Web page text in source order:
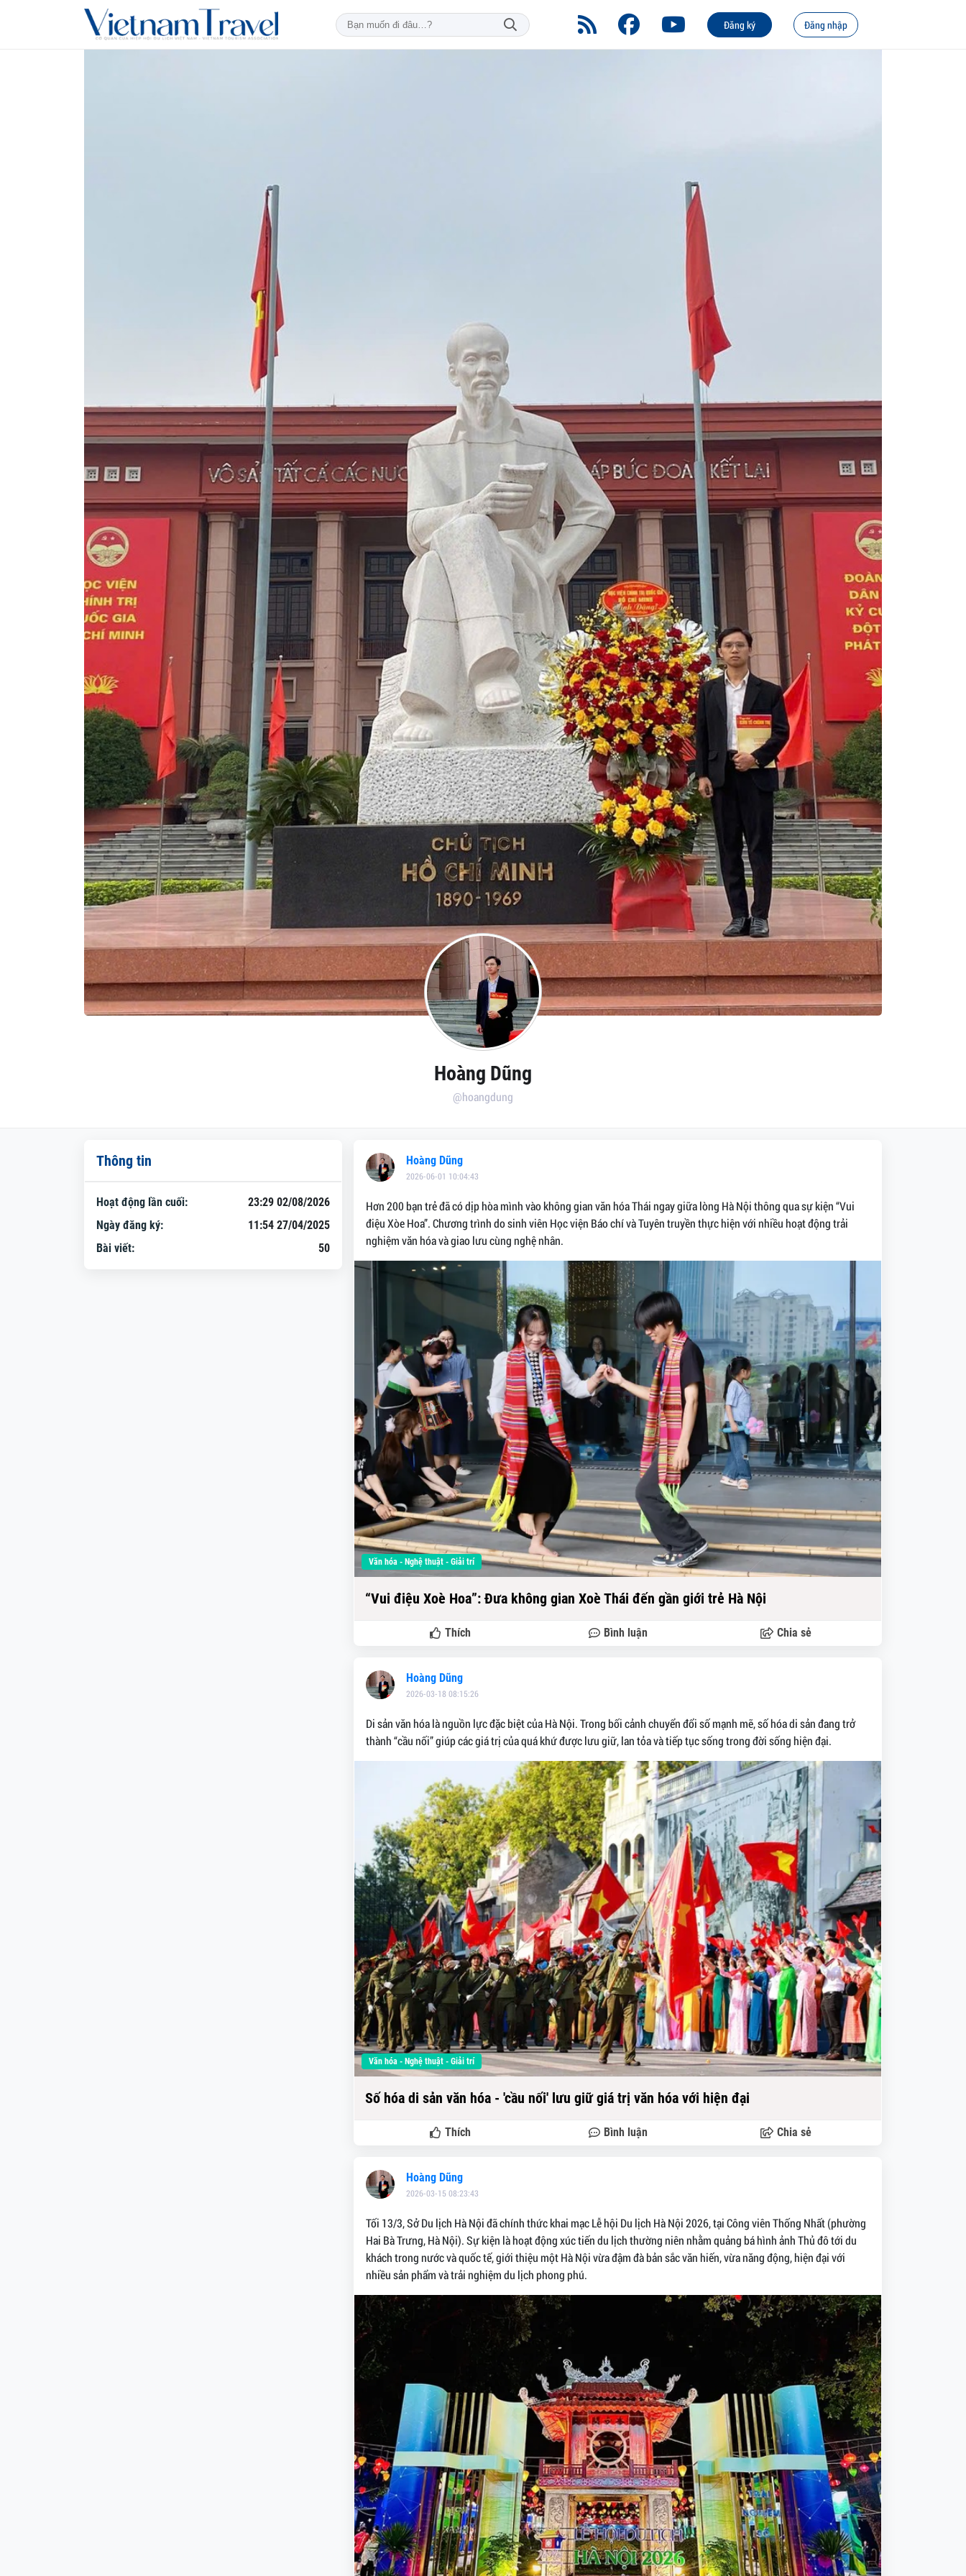
Đăng ký Đăng nhập
Hoàng Dũng
@hoangdung
Hoàng Dũng
2026-06-01 10:04:43
Hơn 200 bạn trẻ đã có dịp hòa mình vào không gian văn hóa Thái ngay giữa lòng Hà Nội thông qua sự kiện “Vui
điệu Xòe Hoa”. Chương trình do sinh viên Học viện Báo chí và Tuyên truyền thực hiện với nhiều hoạt động trải
nghiệm văn hóa và giao lưu cùng nghệ nhân.
Văn hóa - Nghệ thuật - Giải trí
“Vui điệu Xoè Hoa”: Đưa không gian Xoè Thái đến gần giới trẻ Hà Nội
Thích Bình luận Chia sẻ
Hoàng Dũng
2026-03-18 08:15:26
Di sản văn hóa là nguồn lực đặc biệt của Hà Nội. Trong bối cảnh chuyển đổi số mạnh mẽ, số hóa di sản đang trở
thành “cầu nối” giúp các giá trị của quá khứ được lưu giữ, lan tỏa và tiếp tục sống trong đời sống hiện đại.
Văn hóa - Nghệ thuật - Giải trí
Số hóa di sản văn hóa - 'cầu nối' lưu giữ giá trị văn hóa với hiện đại
Thích Bình luận Chia sẻ
Hoàng Dũng
2026-03-15 08:23:43
Tối 13/3, Sở Du lịch Hà Nội đã chính thức khai mạc Lễ hội Du lịch Hà Nội 2026, tại Công viên Thống Nhất (phường
Hai Bà Trưng, Hà Nội). Sự kiện là hoạt động xúc tiến du lịch thường niên nhằm quảng bá hình ảnh Thủ đô tới du
khách trong nước và quốc tế, giới thiệu một Hà Nội vừa đậm đà bản sắc văn hiến, vừa năng động, hiện đại với
nhiều sản phẩm và trải nghiệm du lịch phong phú.
Thông tin
Hoạt động lần cuối:
23:29 02/08/2026
Ngày đăng ký:
11:54 27/04/2025
Bài viết:
50